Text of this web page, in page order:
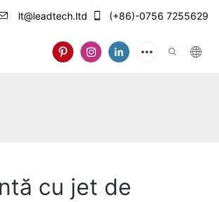
lt@leadtech.ltd (+86)-0756 7255629
cu jet de